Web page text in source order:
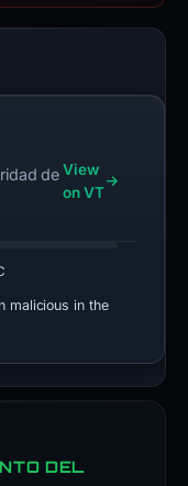
deView
on VT
malicious in the
DEL